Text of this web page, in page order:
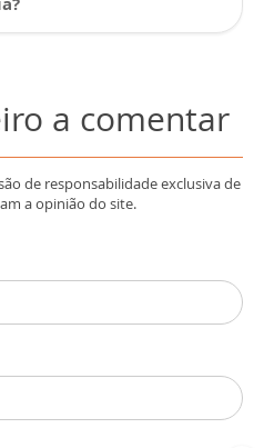
a comentar
de responsabilidade exclusiva de
a opinião do site.